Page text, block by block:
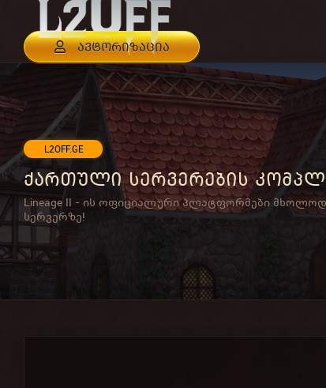
ავტორიზაცია
L2OFF.GE
ქართული სერვერების
Lineage II - ის ოფიციალური პლატფორმები მხოლოდ
სერვერზე!